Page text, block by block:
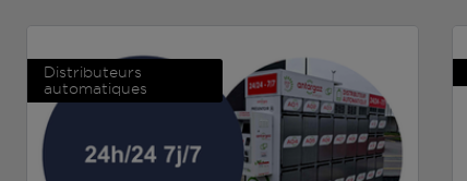
Distributeurs
automatiques